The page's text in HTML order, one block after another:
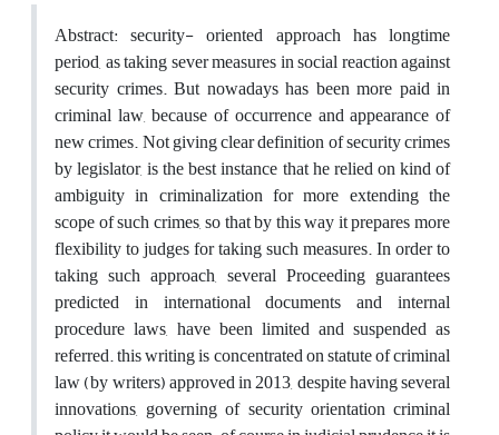
Abstract: security- oriented approach has longtime
period, as taking sever measures in social reaction against
security crimes. But nowadays has been more paid in
criminal law, because of occurrence and appearance of
new crimes. Not giving clear definition of security crimes
by legislator, is the best instance that he relied on kind of
ambiguity in criminalization for more extending the
scope of such crimes, so that by this way it prepares more
flexibility to judges for taking such measures. In order to
taking such approach, several Proceeding guarantees
predicted in international documents and internal
procedure laws, have been limited and suspended as
referred. this writing is concentrated on statute of criminal
law (by writers) approved in 2013, despite having several
innovations, governing of security orientation criminal